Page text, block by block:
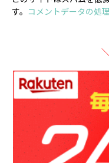
す。 コメントデータの処